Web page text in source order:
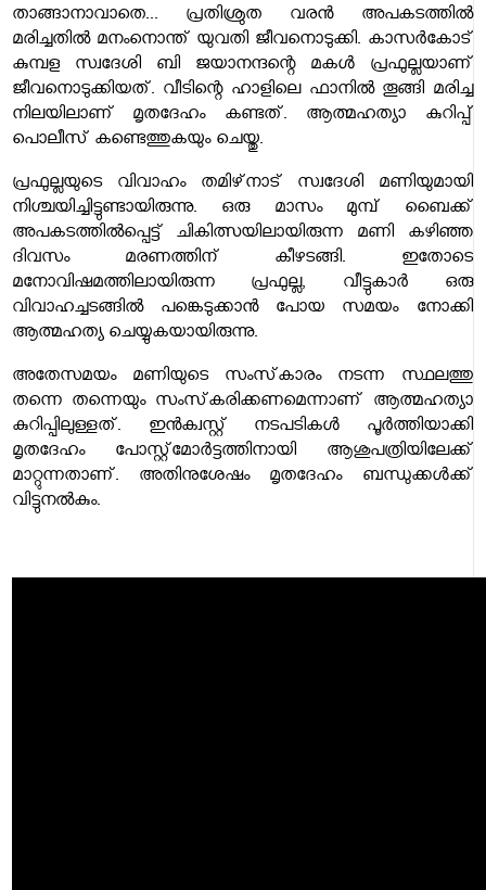
താങ്ങാനാവാതെ... പ്രതിശ്രുത വരൻ അപകടത്തിൽ
മരിച്ചതിൽ മനംനൊന്ത് യുവതി ജീവനൊടുക്കി. കാസർകോട്
കുമ്പള സ്വദേശി ബി ജയാനന്ദന്റെ മകൾ പ്രഫുല്ലയാണ്
ജീവനൊടുക്കിയത്. വീടിന്റെ ഹാളിലെ ഫാനിൽ തൂങ്ങി മരിച്ച
നിലയിലാണ് മൃതദേഹം കണ്ടത്. ആത്മഹത്യാ കുറിപ്പ്
പൊലീസ് കണ്ടെത്തുകയും ചെയ്തു.
പ്രഫുല്ലയുടെ വിവാഹം തമിഴ്‌നാട് സ്വദേശി മണിയുമായി
നിശ്ചയിച്ചിട്ടുണ്ടായിരുന്നു. ഒരു മാസം മുമ്പ് ബൈക്ക്
അപകടത്തിൽപ്പെട്ട് ചികിത്സയിലായിരുന്ന മണി കഴിഞ്ഞ
ദിവസം മരണത്തിന് കീഴടങ്ങി. ഇതോടെ
മനോവിഷമത്തിലായിരുന്ന പ്രഫുല്ല, വീട്ടുകാർ ഒരു
വിവാഹച്ചടങ്ങിൽ പങ്കെടുക്കാൻ പോയ സമയം നോക്കി
ആത്മഹത്യ ചെയ്യുകയായിരുന്നു.
അതേസമയം മണിയുടെ സംസ്‌കാരം നടന്ന സ്ഥലത്തു
തന്നെ തന്നെയും സംസ്‌കരിക്കണമെന്നാണ് ആത്മഹത്യാ
കുറിപ്പിലുള്ളത്. ഇൻക്വസ്റ്റ് നടപടികൾ പൂർത്തിയാക്കി
മൃതദേഹം പോസ്റ്റ്‌മോർട്ടത്തിനായി ആശുപത്രിയിലേക്ക്
മാറ്റുന്നതാണ്. അതിനുശേഷം മൃതദേഹം ബന്ധുക്കൾക്ക്
വിട്ടുനൽകും.